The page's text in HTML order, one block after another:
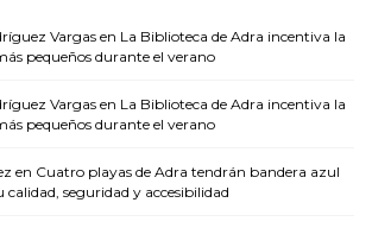
Vargas en La Biblioteca de Adra incentiva la
pequeños durante el verano
Vargas en La Biblioteca de Adra incentiva la
pequeños durante el verano
en Cuatro playas de Adra tendrán bandera azul
calidad, seguridad y accesibilidad